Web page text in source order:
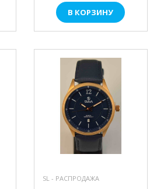
В КОРЗИНУ
SL - РАСПРОДАЖА